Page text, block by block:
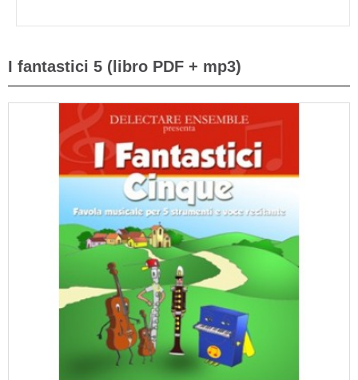
I fantastici 5 (libro PDF + mp3)